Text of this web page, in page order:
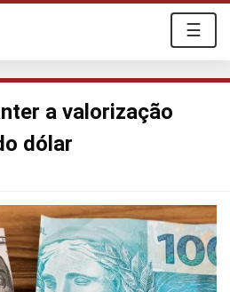
☰
a valorização
dólar